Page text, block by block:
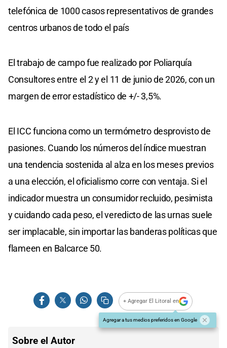
telefónica de 1000 casos representativos de grandes
centros urbanos de todo el país
El trabajo de campo fue realizado por Poliarquía
Consultores entre el 2 y el 11 de junio de 2026, con un
margen de error estadístico de +/- 3,5%.
El ICC funciona como un termómetro desprovisto de
pasiones. Cuando los números del índice muestran
una tendencia sostenida al alza en los meses previos
a una elección, el oficialismo corre con ventaja. Si el
indicador muestra un consumidor recluido, pesimista
y cuidando cada peso, el veredicto de las urnas suele
ser implacable, sin importar las banderas políticas que
flameen en Balcarce 50.
+ Agregar El Litoral en
Agregar a tus medios preferidos en Google
Sobre el Autor